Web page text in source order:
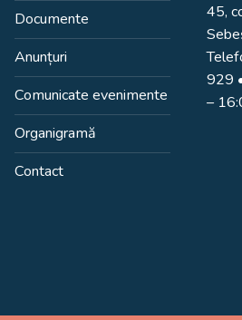
Documente
Anunțuri
Comunicate evenimente
Organigramă
Contact
45,
929
–